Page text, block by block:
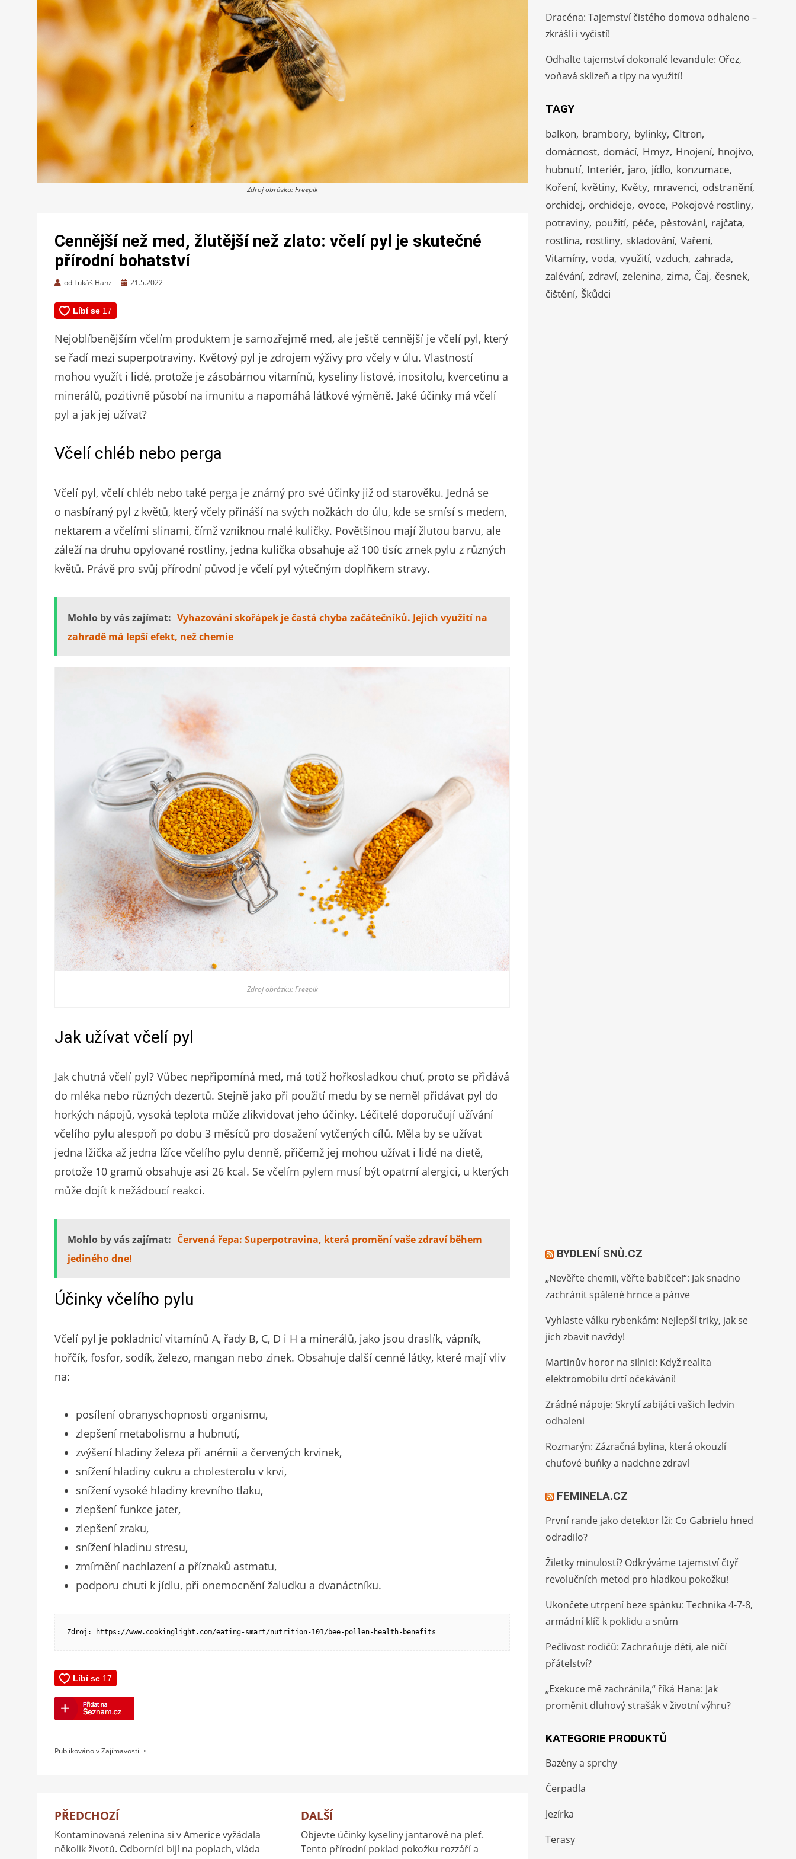
Zdroj obrázku: Freepik
Cennější než med, žlutější než zlato: včelí pyl je skutečné
přírodní bohatství
od Lukáš Hanzl
Zveřejněno
21.5.2022
Nejoblíbenějším včelím produktem je samozřejmě med, ale ještě cennější je včelí pyl, který
se řadí mezi superpotraviny. Květový pyl je zdrojem výživy pro včely v úlu. Vlastností
mohou využít i lidé, protože je zásobárnou vitamínů, kyseliny listové, inositolu, kvercetinu a
minerálů, pozitivně působí na imunitu a napomáhá látkové výměně. Jaké účinky má včelí
pyl a jak jej užívat?
Včelí chléb nebo perga
Včelí pyl, včelí chléb nebo také perga je známý pro své účinky již od starověku. Jedná se
o nasbíraný pyl z květů, který včely přináší na svých nožkách do úlu, kde se smísí s medem,
nektarem a včelími slinami, čímž vzniknou malé kuličky. Povětšinou mají žlutou barvu, ale
záleží na druhu opylované rostliny, jedna kulička obsahuje až 100 tisíc zrnek pylu z různých
květů. Právě pro svůj přírodní původ je včelí pyl výtečným doplňkem stravy.
Mohlo by vás zajímat: Vyhazování skořápek je častá chyba začátečníků. Jejich využití na
zahradě má lepší efekt, než chemie
Zdroj obrázku: Freepik
Jak užívat včelí pyl
Jak chutná včelí pyl? Vůbec nepřipomíná med, má totiž hořkosladkou chuť, proto se přidává
do mléka nebo různých dezertů. Stejně jako při použití medu by se neměl přidávat pyl do
horkých nápojů, vysoká teplota může zlikvidovat jeho účinky. Léčitelé doporučují užívání
včelího pylu alespoň po dobu 3 měsíců pro dosažení vytčených cílů. Měla by se užívat
jedna lžička až jedna lžíce včelího pylu denně, přičemž jej mohou užívat i lidé na dietě,
protože 10 gramů obsahuje asi 26 kcal. Se včelím pylem musí být opatrní alergici, u kterých
může dojít k nežádoucí reakci.
Mohlo by vás zajímat: Červená řepa: Superpotravina, která promění vaše zdraví během
jediného dne!
Účinky včelího pylu
Včelí pyl je pokladnicí vitamínů A, řady B, C, D i H a minerálů, jako jsou draslík, vápník,
hořčík, fosfor, sodík, železo, mangan nebo zinek. Obsahuje další cenné látky, které mají vliv
na:
posílení obranyschopnosti organismu,
zlepšení metabolismu a hubnutí,
zvýšení hladiny železa při anémii a červených krvinek,
snížení hladiny cukru a cholesterolu v krvi,
snížení vysoké hladiny krevního tlaku,
zlepšení funkce jater,
zlepšení zraku,
snížení hladinu stresu,
zmírnění nachlazení a příznaků astmatu,
podporu chuti k jídlu, při onemocnění žaludku a dvanáctníku.
Zdroj: https://www.cookinglight.com/eating-smart/nutrition-101/bee-pollen-health-benefits
Publikováno vZajímavosti
Navigace
pro
PŘEDCHOZÍ
Kontaminovaná zelenina si v Americe vyžádala
několik životů. Odborníci bijí na poplach, vláda
DALŠÍ
Objevte účinky kyseliny jantarové na pleť.
Tento přírodní poklad pokožku rozzáří a
Dracéna: Tajemství čistého domova odhaleno –
zkrášlí i vyčistí!
Odhalte tajemství dokonalé levandule: Ořez,
voňavá sklizeň a tipy na využití!
TAGY
balkon brambory bylinky CItron
domácnost domácí Hmyz Hnojení hnojivo
hubnutí Interiér jaro jídlo konzumace
Koření květiny Květy mravenci odstranění
orchidej orchideje ovoce Pokojové rostliny
potraviny použití péče pěstování rajčata
rostlina rostliny skladování Vaření
Vitamíny voda využití vzduch zahrada
zalévání zdraví zelenina zima Čaj česnek
čištění Škůdci
BYDLENÍ SNŮ.CZ
„Nevěřte chemii, věřte babičce!“: Jak snadno
zachránit spálené hrnce a pánve
Vyhlaste válku rybenkám: Nejlepší triky, jak se
jich zbavit navždy!
Martinův horor na silnici: Když realita
elektromobilu drtí očekávání!
Zrádné nápoje: Skrytí zabijáci vašich ledvin
odhaleni
Rozmarýn: Zázračná bylina, která okouzlí
chuťové buňky a nadchne zdraví
FEMINELA.CZ
První rande jako detektor lži: Co Gabrielu hned
odradilo?
Žiletky minulostí? Odkrýváme tajemství čtyř
revolučních metod pro hladkou pokožku!
Ukončete utrpení beze spánku: Technika 4-7-8,
armádní klíč k poklidu a snům
Pečlivost rodičů: Zachraňuje děti, ale ničí
přátelství?
„Exekuce mě zachránila,“ říká Hana: Jak
proměnit dluhový strašák v životní výhru?
KATEGORIE PRODUKTŮ
Bazény a sprchy
Čerpadla
Jezírka
Terasy